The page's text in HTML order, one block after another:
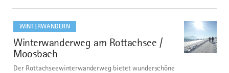
WINTERWANDERN
9
Winterwanderweg am Rottachsee /
Moosbach
©
Der Rottachseewinterwanderweg bietet wunderschöne
dazu